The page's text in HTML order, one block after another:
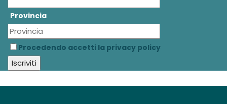
Provincia
Procedendo accetti la privacy policy